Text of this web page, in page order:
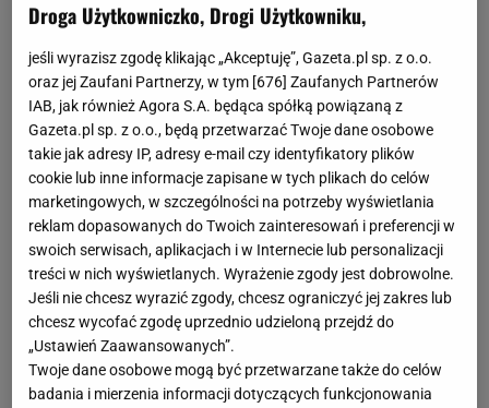
To miała być grupa Polaków!
Niespodzianka w pierwszym meczu [ZAPIS
RELACJI]
Bartosz Naus
14 czerwca 2026, 21:19
W niedzielę wieczorem rozpoczęły się zmagania w
grupie F. To właśnie w tej grupie znalazłaby się
reprezentacja Polski, gdyby podopiecznym Jana
Urbana udało się wygrać mecz barażowy ze
Szwecją (2:3). Jako zagrali Holendrzy z
Japończykami. I choć do przerwy można było
Droga Użytkowniczko, Drogi Użytkowniku,
jeśli wyrazisz zgodę klikając „Akceptuję”, Gazeta.pl sp. z o.o.
oraz jej Zaufani Partnerzy, w tym [676] Zaufanych Partnerów
IAB, jak również Agora S.A. będąca spółką powiązaną z
Gazeta.pl sp. z o.o., będą przetwarzać Twoje dane osobowe
takie jak adresy IP, adresy e-mail czy identyfikatory plików
cookie lub inne informacje zapisane w tych plikach do celów
marketingowych, w szczególności na potrzeby wyświetlania
reklam dopasowanych do Twoich zainteresowań i preferencji w
swoich serwisach, aplikacjach i w Internecie lub personalizacji
treści w nich wyświetlanych. Wyrażenie zgody jest dobrowolne.
Jeśli nie chcesz wyrazić zgody, chcesz ograniczyć jej zakres lub
chcesz wycofać zgodę uprzednio udzieloną przejdź do
„Ustawień Zaawansowanych”.
Twoje dane osobowe mogą być przetwarzane także do celów
badania i mierzenia informacji dotyczących funkcjonowania